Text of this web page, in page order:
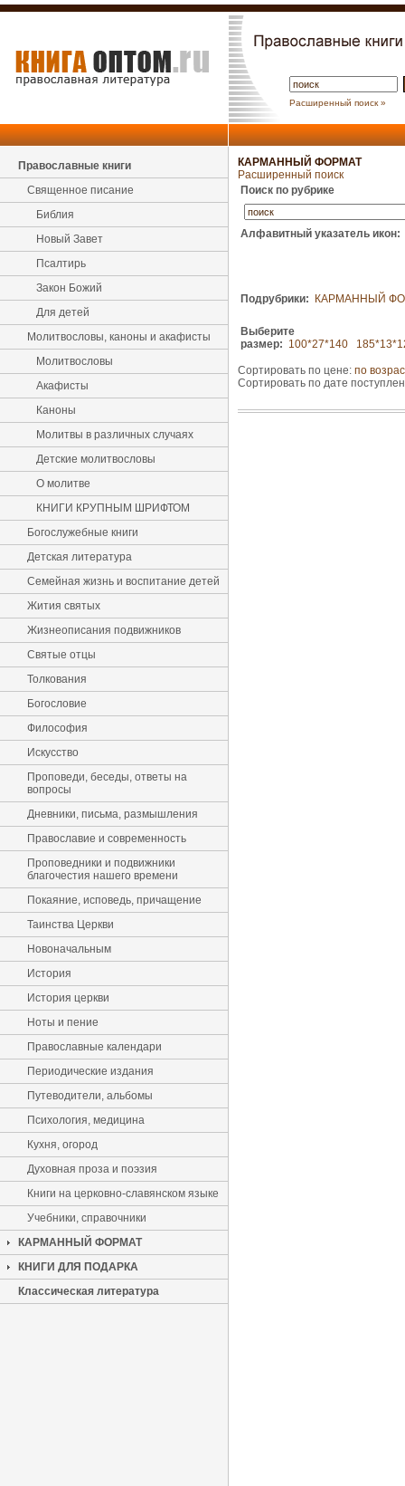
Расширенный поиск »
Православные книги
Священное писание
Библия
Новый Завет
Псалтирь
Закон Божий
Для детей
Молитвословы, каноны и акафисты
Молитвословы
Акафисты
Каноны
Молитвы в различных случаях
Детские молитвословы
О молитве
КНИГИ КРУПНЫМ ШРИФТОМ
Богослужебные книги
Детская литература
Семейная жизнь и воспитание детей
Жития святых
Жизнеописания подвижников
Святые отцы
Толкования
Богословие
Философия
Искусство
Проповеди, беседы, ответы на
вопросы
Дневники, письма, размышления
Православие и современность
Проповедники и подвижники
благочестия нашего времени
Покаяние, исповедь, причащение
Таинства Церкви
Новоначальным
История
История церкви
Ноты и пение
Православные календари
Периодические издания
Путеводители, альбомы
Психология, медицина
Кухня, огород
Духовная проза и поэзия
Книги на церковно-славянском языке
Учебники, справочники
КАРМАННЫЙ ФОРМАТ
КНИГИ ДЛЯ ПОДАРКА
Классическая литература
КАРМАННЫЙ ФОРМАТ
Расширенный поиск
Поиск по рубрике
Алфавитный указатель икон:
Подрубрики: КАРМАННЫЙ
Выберите
размер: 100*27*140
Сортировать по цене: по
Сортировать по дате